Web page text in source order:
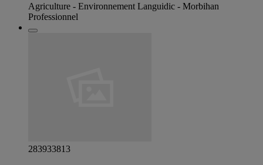
Agriculture - Environnement Languidic - Morbihan
Professionnel
283933813